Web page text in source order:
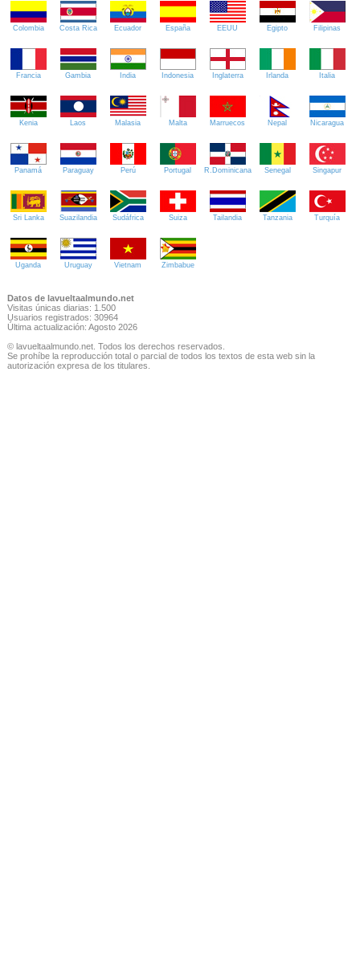
Colombia Costa Rica Ecuador España EEUU Egipto Filipinas
Francia Gambia India Indonesia Inglaterra Irlanda Italia
Kenia Laos Malasia Malta Marruecos Nepal Nicaragua
Panamá Paraguay Perú Portugal R.Dominicana Senegal Singapur
Sri Lanka Suazilandia Sudáfrica Suiza Tailandia Tanzania Turquía
Uganda Uruguay Vietnam Zimbabue
Datos de lavueltaalmundo.net
Visitas únicas diarias: 1.500
Usuarios registrados: 30964
Última actualización: Agosto 2026
© lavueltaalmundo.net. Todos los derechos reservados.
Se prohíbe la reproducción total o parcial de todos los textos de esta web sin la
autorización expresa de los titulares.